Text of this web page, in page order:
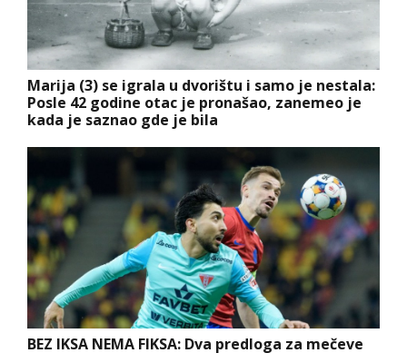
Marija (3) se igrala u dvorištu i samo je nestala:
Posle 42 godine otac je pronašao, zanemeo je
kada je saznao gde je bila
BEZ IKSA NEMA FIKSA: Dva predloga za mečeve